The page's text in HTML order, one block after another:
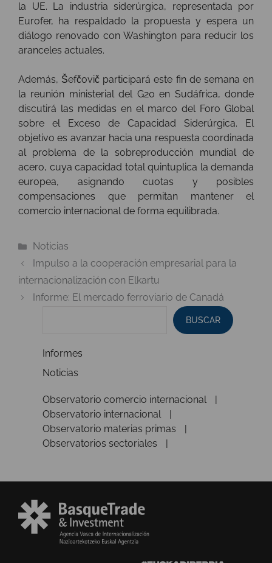
la UE. La industria siderúrgica, representada por
Eurofer, ha respaldado la propuesta y espera un
diálogo renovado con Washington para reducir los
aranceles actuales.
Además, Šefčovič participará este fin de semana en
la reunión ministerial del G20 en Sudáfrica, donde
discutirá las medidas en el marco del Foro Global
sobre el Exceso de Capacidad Siderúrgica. El
objetivo es avanzar hacia una respuesta coordinada
al problema de la sobreproducción mundial de
acero, cuya capacidad total quintuplica la demanda
europea, asignando cuotas y posibles
compensaciones que permitan mantener el
comercio internacional de forma equilibrada.
Categorías
Noticias
Impulso a la cooperación empresarial para la
internacionalización con Elkartu
Informe: El mercado ferroviario de Canadá
BUSCAR
Informes
Noticias
Observatorio comercio internacional
Observatorio internacional
Observatorio materias primas
Observatorios sectoriales